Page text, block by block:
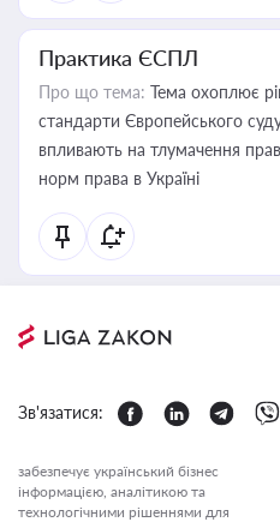
Практика ЄСПЛ
Про що тема: Тема охоплює
стандарти Європейського
впливають на тлумачення
норм права в Україні
Зв'язатися:
забезпечує український бізнес
інформацією, аналітикою та
технологічними рішеннями для